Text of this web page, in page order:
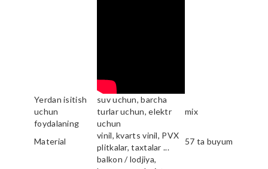
Yerdan isitish
uchun
foydalaning
suv uchun, barcha
turlar uchun, elektr
uchun
mix
Material
vinil, kvarts vinil, PVX
plitkalar, taxtalar ...
57 ta buyum
balkon / lodjiya,